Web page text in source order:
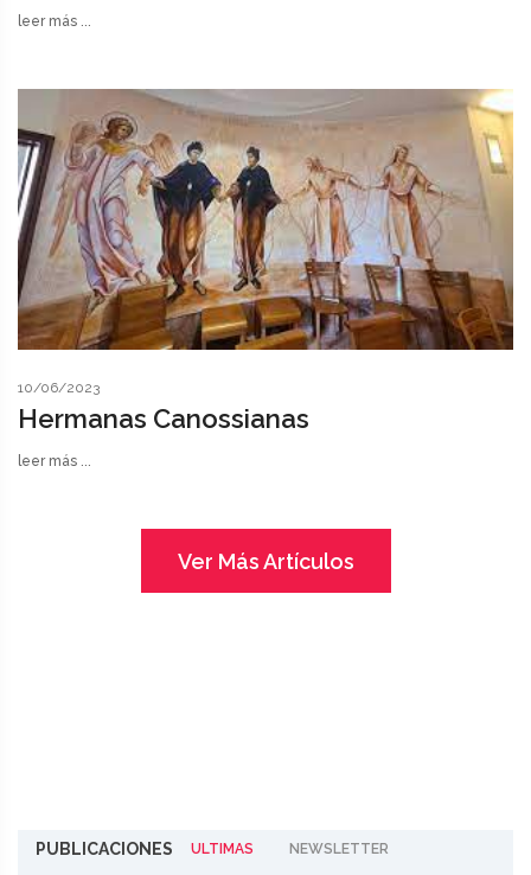
leer más ...
10/06/2023
Hermanas Canossianas
leer más ...
Ver Más Artículos
PUBLICACIONES
ULTIMAS NEWSLETTER